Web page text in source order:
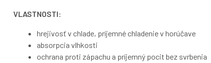
VLASTNOSTI:
hrejivosť v chlade, príjemné chladenie v horúčave
absorpcia vlhkosti
ochrana proti zápachu a príjemný pocit bez svrbenia